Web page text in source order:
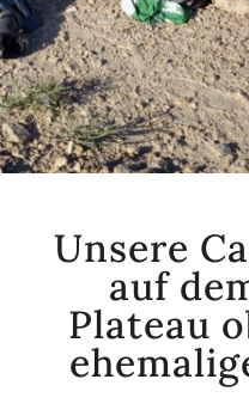
Unsere
auf
Plateau